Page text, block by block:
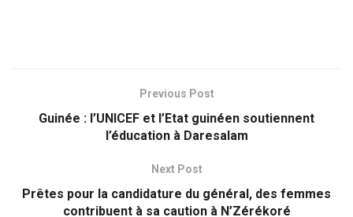
Previous Post
Guinée : l’UNICEF et l’Etat guinéen soutiennent
l’éducation à Daresalam
Next Post
Prêtes pour la candidature du général, des femmes
contribuent à sa caution à N’Zérékoré